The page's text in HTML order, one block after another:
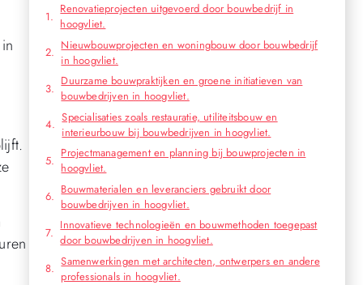
Renovatieprojecten uitgevoerd door bouwbedrijf in
hoogvliet.
Nieuwbouwprojecten en woningbouw door bouwbedrijf
in hoogvliet.
Duurzame bouwpraktijken en groene initiatieven van
bouwbedrijven in hoogvliet.
Specialisaties zoals restauratie, utiliteitsbouw en
interieurbouw bij bouwbedrijven in hoogvliet.
Projectmanagement en planning bij bouwprojecten in
hoogvliet.
Bouwmaterialen en leveranciers gebruikt door
bouwbedrijven in hoogvliet.
Innovatieve technologieën en bouwmethoden toegepast
door bouwbedrijven in hoogvliet.
Samenwerkingen met architecten, ontwerpers en andere
professionals in hoogvliet.